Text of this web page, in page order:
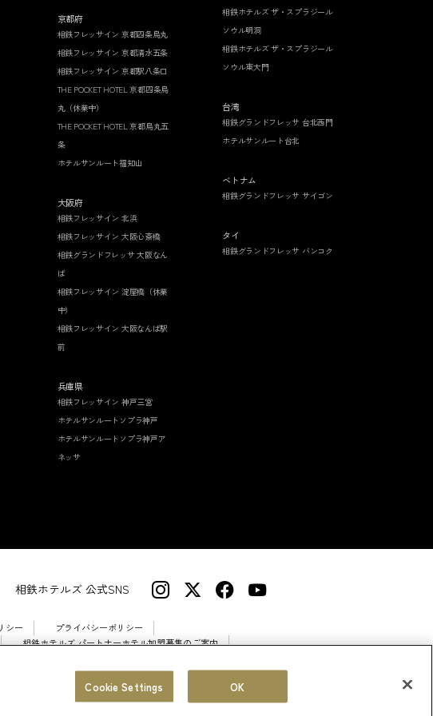
京都府
相鉄フレッサイン 京都四条烏丸
相鉄フレッサイン 京都清水五条
相鉄フレッサイン 京都駅八条口
THE POCKET HOTEL 京都四条烏
丸（休業中）
THE POCKET HOTEL 京都烏丸五
条
ホテルサンルート福知山
大阪府
相鉄フレッサイン 北浜
相鉄フレッサイン 大阪心斎橋
相鉄グランドフレッサ 大阪なん
ば
相鉄フレッサイン 淀屋橋（休業
中）
相鉄フレッサイン 大阪なんば駅
前
兵庫県
相鉄フレッサイン 神戸三宮
ホテルサンルートソプラ神戸
ホテルサンルートソプラ神戸ア
ネッサ
相鉄ホテルズ ザ・スプラジール
ソウル明洞
相鉄ホテルズ ザ・スプラジール
ソウル東大門
台湾
相鉄グランドフレッサ 台北西門
ホテルサンルート台北
ベトナム
相鉄グランドフレッサ サイゴン
タイ
相鉄グランドフレッサ バンコク
相鉄ホテルズ 公式SNS
シー
プライバシーポリシー
相鉄ホテルズ パートナーホテル加盟募集のご案内
© Sotetsu Hotel Management CO., LTD.
Cookie Settings OK